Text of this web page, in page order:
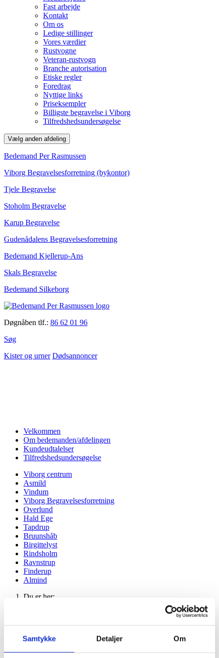
Samtykke Detaljer Om
Fast arbejde
Kontakt
Om os
Ledige stillinger
Vores værdier
Rustvogne
Veteran-rustvogn
Branche autorisation
Etiske regler
Foredrag
Nyttige links
Priseksempler
Billigste begravelse i Viborg
Tilfredshedsundersøgelse
Vælg anden afdeling
Bedemand Per Rasmussen
Viborg Begravelsesforretning (bykontor)
Tjele Begravelse
Stoholm Begravelse
Karup Begravelse
Gudenådalens Begravelsesforretning
Bedemand Kjellerup-Ans
Skals Begravelse
Bedemand Silkeborg
Døgnåben tlf.: 86 62 01 96
Søg
Kister og urner Dødsannoncer
Velkommen
Om bedemanden/afdelingen
Kundeudtalelser
Tilfredshedsundersøgelse
Viborg centrum
Asmild
Vindum
Viborg Begravelsesforretning
Overlund
Hald Ege
Tapdrup
Bruunshåb
Birgittelyst
Rindsholm
Ravnstrup
Finderup
Almind
Du er her:
Bedemand i Overlund
Kompetent hjælp til begravelse hos Bedemand Per Rasmussen -